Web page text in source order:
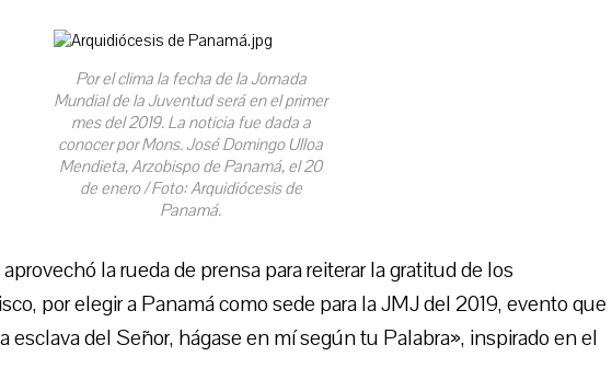
Por el clima la fecha de la Jornada
Mundial de la Juventud será en el primer
mes del 2019. La noticia fue dada a
conocer por Mons. José Domingo Ulloa
Mendieta, Arzobispo de Panamá, el 20
de enero / Foto: Arquidiócesis de
Panamá.
la rueda de prensa para reiterar la gratitud de los
por elegir a Panamá como sede para la JMJ del 2019, evento que
esclava del Señor, hágase en mí según tu Palabra», inspirado en el